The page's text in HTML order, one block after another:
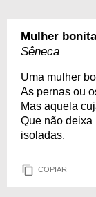
Mulher bonita
Sêneca
Uma mulher
As pernas ou
Mas aquela
Que não deixa
isoladas.
COPIAR